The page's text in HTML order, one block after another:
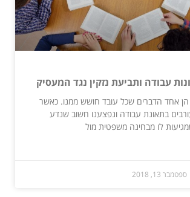
עבודה ותביעת נזקין נגד המעסיק
הן אחד הדברים שכל עובד חושש ממנו. כאשר
בתאונת עבודה ונפצענו חשוב שנדע
לו מבחינה משפטית מול
ספטמבר 13, 2018